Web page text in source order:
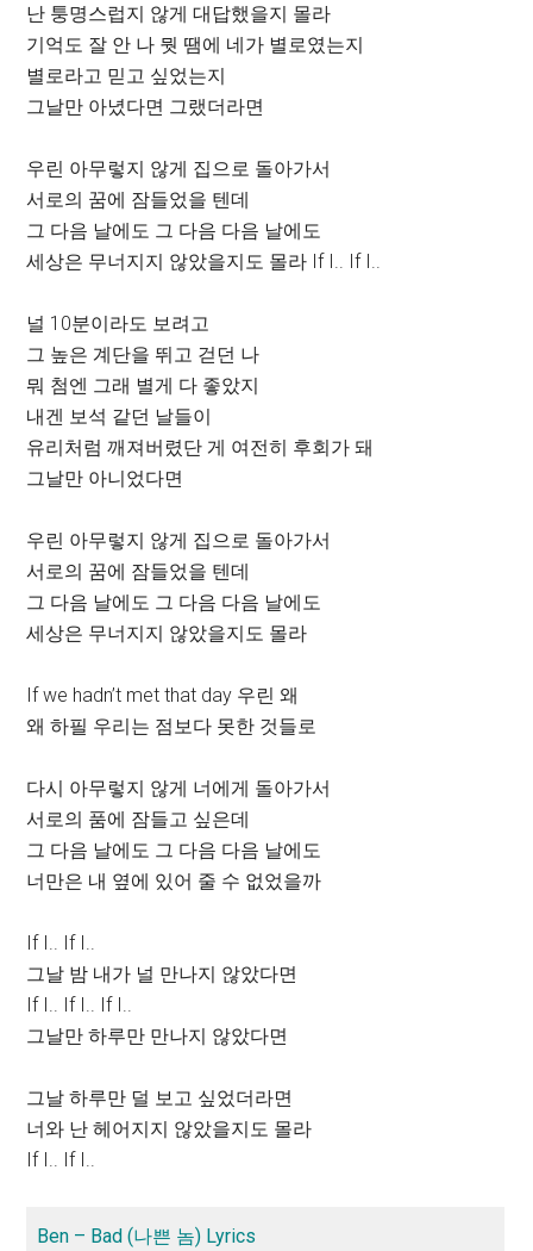
난 퉁명스럽지 않게 대답했을지 몰라
기억도 잘 안 나 뭣 땜에 네가 별로였는지
별로라고 믿고 싶었는지
그날만 아녔다면 그랬더라면
우린 아무렇지 않게 집으로 돌아가서
서로의 꿈에 잠들었을 텐데
그 다음 날에도 그 다음 다음 날에도
세상은 무너지지 않았을지도 몰라 If I.. If I..
널 10분이라도 보려고
그 높은 계단을 뛰고 걷던 나
뭐 첨엔 그래 별게 다 좋았지
내겐 보석 같던 날들이
유리처럼 깨져버렸단 게 여전히 후회가 돼
그날만 아니었다면
우린 아무렇지 않게 집으로 돌아가서
서로의 꿈에 잠들었을 텐데
그 다음 날에도 그 다음 다음 날에도
세상은 무너지지 않았을지도 몰라
If we hadn’t met that day 우린 왜
왜 하필 우리는 점보다 못한 것들로
다시 아무렇지 않게 너에게 돌아가서
서로의 품에 잠들고 싶은데
그 다음 날에도 그 다음 다음 날에도
너만은 내 옆에 있어 줄 수 없었을까
If I.. If I..
그날 밤 내가 널 만나지 않았다면
If I.. If I.. If I..
그날만 하루만 만나지 않았다면
그날 하루만 덜 보고 싶었더라면
너와 난 헤어지지 않았을지도 몰라
If I.. If I..
Ben – Bad (나쁜 놈) Lyrics